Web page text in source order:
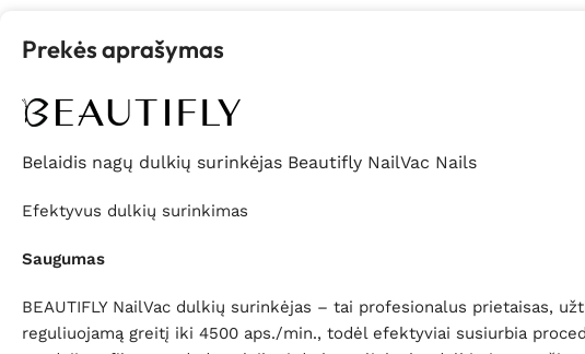
Prekės aprašymas
Belaidis nagų dulkių surinkėjas Beautifly NailVac Nails
Efektyvus dulkių surinkimas
Saugumas
BEAUTIFLY NailVac dulkių surinkėjas – tai profesionalus prietaisas,
reguliuojamą greitį iki 4500 aps./min., todėl efektyviai susiurbia